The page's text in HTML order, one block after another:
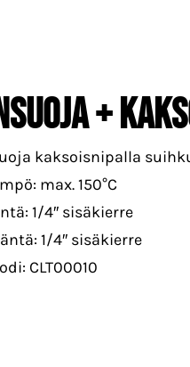
+
kaksoisnipalla
max. 150°C
1/4″ sisäkierre
1/4″ sisäkierre
CLT00010